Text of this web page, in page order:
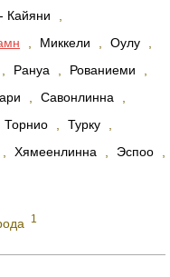
Кайяни
Миккели Оулу
Рануа Рованиеми
Савонлинна
Торнио Турку
Хямеенлинна Эспоо
1